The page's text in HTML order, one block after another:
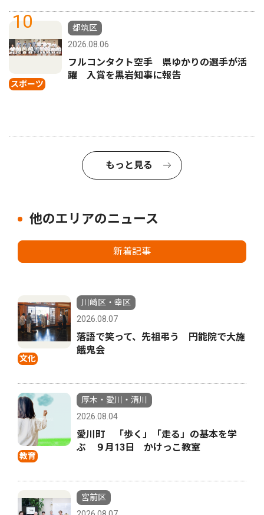
10
スポーツ
都筑区
2026.08.06
フルコンタクト空手 県ゆかりの選手が活
躍 入賞を黒岩知事に報告
もっと見る
他のエリアのニュース
新着記事
文化
川崎区・幸区
2026.08.07
落語で笑って、先祖弔う 円能院で大施
餓鬼会
教育
厚木・愛川・清川
2026.08.04
愛川町 「歩く」「走る」の基本を学
ぶ ９月13日 かけっこ教室
宮前区